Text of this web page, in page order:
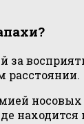
за
расстоянии.